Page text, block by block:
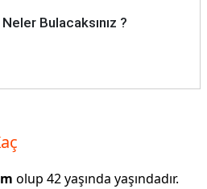
Neler Bulacaksınız ?
olup 42 yaşında yaşındadır.